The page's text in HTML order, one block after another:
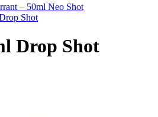
– 50ml Neo Shot
Shot
Drop Shot